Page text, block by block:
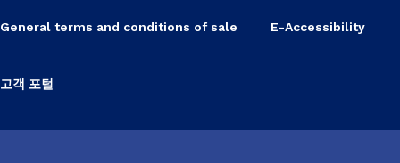
General terms and conditions of sale E-Accessibility
고객 포털